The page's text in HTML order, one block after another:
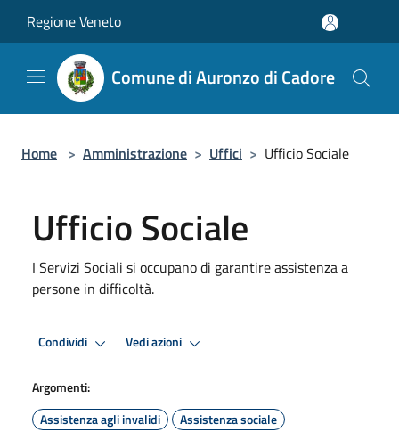
Regione Veneto
Comune di Auronzo di Cadore
Home > Amministrazione > Uffici > Ufficio Sociale
Ufficio Sociale
I Servizi Sociali si occupano di garantire assistenza a
persone in difficoltà.
Condividi Vedi azioni
Argomenti:
Assistenza agli invalidi
Assistenza sociale